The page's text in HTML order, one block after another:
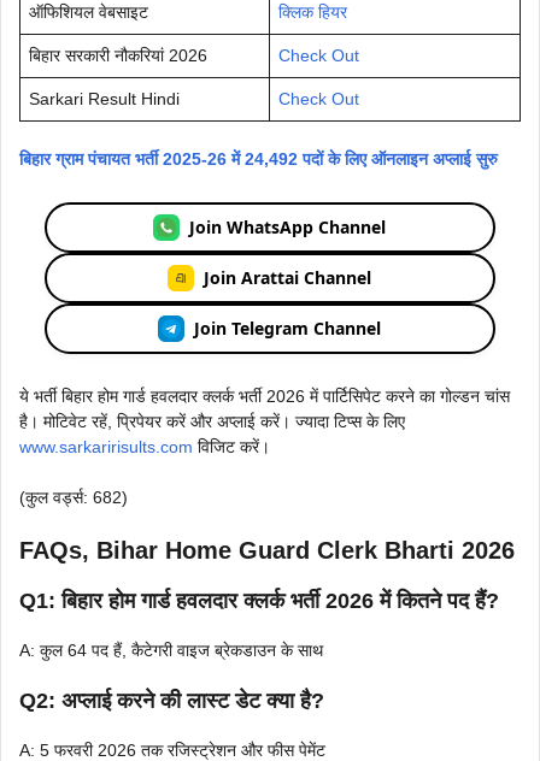
ऑफिशियल वेबसाइट क्लिक हियर
बिहार सरकारी नौकरियां 2026 Check Out
Sarkari Result Hindi Check Out
बिहार ग्राम पंचायत भर्ती 2025-26 में 24,492 पदों के लिए ऑनलाइन अप्लाई सुरु
Join WhatsApp Channel
Join Arattai Channel
Join Telegram Channel
ये भर्ती बिहार होम गार्ड हवलदार क्लर्क भर्ती 2026 में पार्टिसिपेट करने का गोल्डन चांस
है। मोटिवेट रहें, प्रिपेयर करें और अप्लाई करें। ज्यादा टिप्स के लिए
www.sarkaririsults.com विजिट करें।
(कुल वर्ड्स: 682)
FAQs, Bihar Home Guard Clerk Bharti 2026
Q1: बिहार होम गार्ड हवलदार क्लर्क भर्ती 2026 में कितने पद हैं?
A: कुल 64 पद हैं, कैटेगरी वाइज ब्रेकडाउन के साथ
Q2: अप्लाई करने की लास्ट डेट क्या है?
A: 5 फरवरी 2026 तक रजिस्ट्रेशन और फीस पेमेंट